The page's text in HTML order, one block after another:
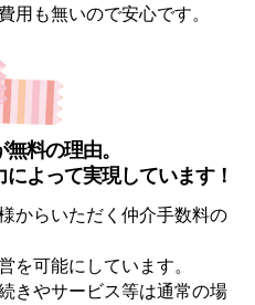
用も無いので安心です。
料の理由。
よって実現しています！
からいただく仲介手数料の
を可能にしています。
きやサービス等は通常の場